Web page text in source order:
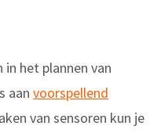
het plannen van
aan voorspellend
van sensoren kun je